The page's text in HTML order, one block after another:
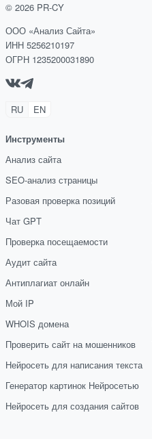
© 2026 PR-CY
ООО «Анализ Сайта»
ИНН 5256210197
ОГРН 1235200031890
RU EN
Инструменты
Анализ сайта
SEO-анализ страницы
Разовая проверка позиций
Чат GPT
Проверка посещаемости
Аудит сайта
Антиплагиат онлайн
Мой IP
WHOIS домена
Проверить сайт на мошенников
Нейросеть для написания текста
Генератор картинок Нейросетью
Нейросеть для создания сайтов